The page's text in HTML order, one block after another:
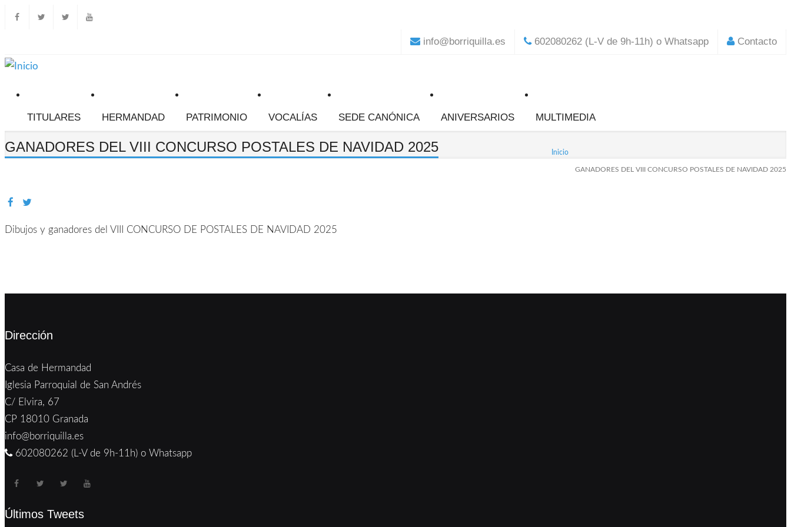
info@borriquilla.es 602080262 (L-V de 9h-11h) o Whatsapp Contacto
TITULARES HERMANDAD
Saludo del Hermano Mayor
Noticias
Calendario de eventos
Boletín "Palmas y Olivos"
PATRIMONIO VOCALÍAS
Hazte Hermano Activo
Calendario de actos
Reparto Tarjetas de Sitio
Hazte Hermano
SEDE CANÓNICA ANIVERSARIOS MULTIMEDIA
GANADORES DEL VIII CONCURSO POSTALES DE NAVIDAD 2025 Inicio
GANADORES DEL VIII CONCURSO POSTALES DE NAVIDAD 2025
Dibujos y ganadores del VIII CONCURSO DE POSTALES DE NAVIDAD 2025
Dirección
Casa de Hermandad
Iglesia Parroquial de San Andrés
C/ Elvira, 67
CP 18010 Granada
info@borriquilla.es
602080262 (L-V de 9h-11h) o Whatsapp
Últimos Tweets